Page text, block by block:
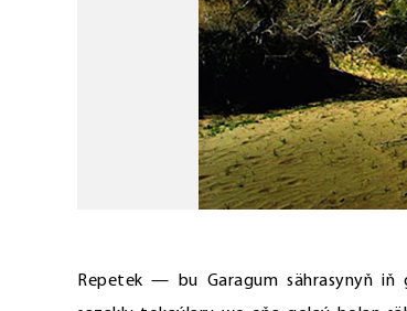
Repetek — bu Garagum sährasynyň